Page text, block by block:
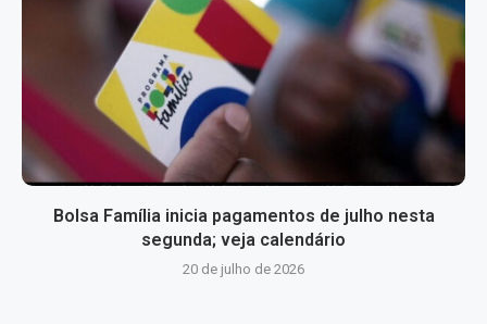
Bolsa Família inicia pagamentos de julho nesta
segunda; veja calendário
20 de julho de 2026